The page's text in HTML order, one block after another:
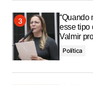
“Quando
esse tipo
Valmir
Política